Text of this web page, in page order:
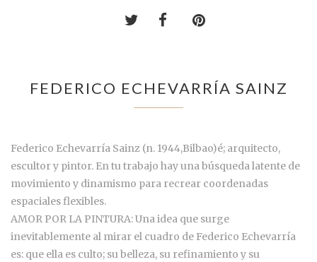
FEDERICO ECHEVARRÍA SAINZ
Federico Echevarría Sainz (n. 1944,Bilbao)é; arquitecto,
escultor y pintor. En tu trabajo hay una búsqueda latente de
movimiento y dinamismo para recrear coordenadas
espaciales flexibles.
AMOR POR LA PINTURA: Una idea que surge
inevitablemente al mirar el cuadro de Federico Echevarría
es: que ella es culto; su belleza, su refinamiento y su